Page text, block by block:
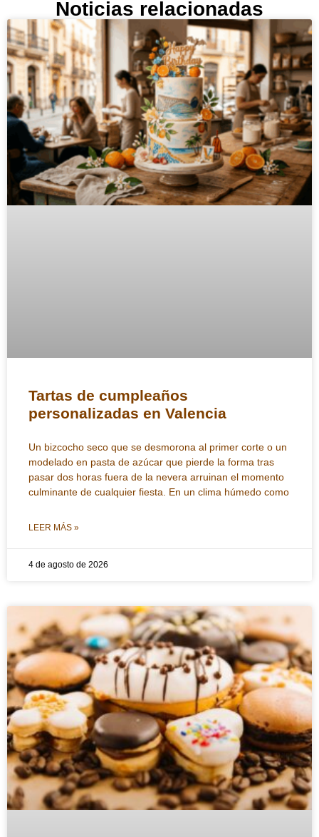
Noticias relacionadas
Tartas de cumpleaños
personalizadas en Valencia
Un bizcocho seco que se desmorona al primer corte o un
modelado en pasta de azúcar que pierde la forma tras
pasar dos horas fuera de la nevera arruinan el momento
culminante de cualquier fiesta. En un clima húmedo como
LEER MÁS »
4 de agosto de 2026